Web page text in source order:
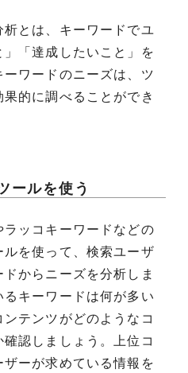
とは、キーワードでユ
「達成したいこと」を
ワードのニーズは、ツ
的に調べることができ
ールを使う
ッコキーワードなどの
を使って、検索ユーザ
からニーズを分析しま
キーワードは何が多い
テンツがどのようなコ
認しましょう。上位コ
ーが求めている情報を